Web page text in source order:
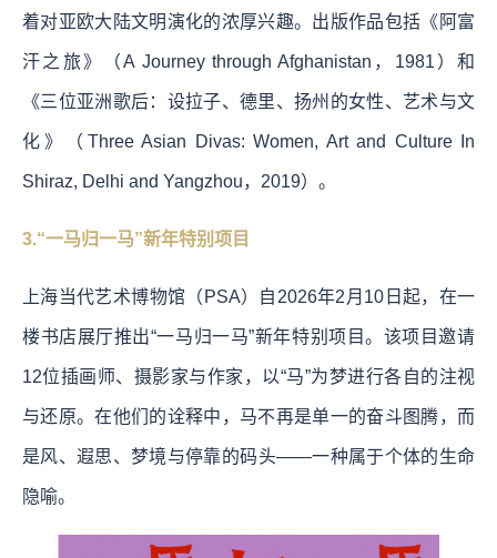
着对亚欧大陆文明演化的浓厚兴趣。出版作品包括《阿富
汗之旅》（A Journey through Afghanistan，1981）和
《三位亚洲歌后：设拉子、德里、扬州的女性、艺术与文
化》（Three Asian Divas: Women, Art and Culture In
Shiraz, Delhi and Yangzhou，2019）。
3.“一马归一马”新年特别项目
上海当代艺术博物馆（PSA）自2026年2月10日起，在一
楼书店展厅推出“一马归一马”新年特别项目。该项目邀请
12位插画师、摄影家与作家，以“马”为梦进行各自的注视
与还原。在他们的诠释中，马不再是单一的奋斗图腾，而
是风、遐思、梦境与停靠的码头——一种属于个体的生命
隐喻。